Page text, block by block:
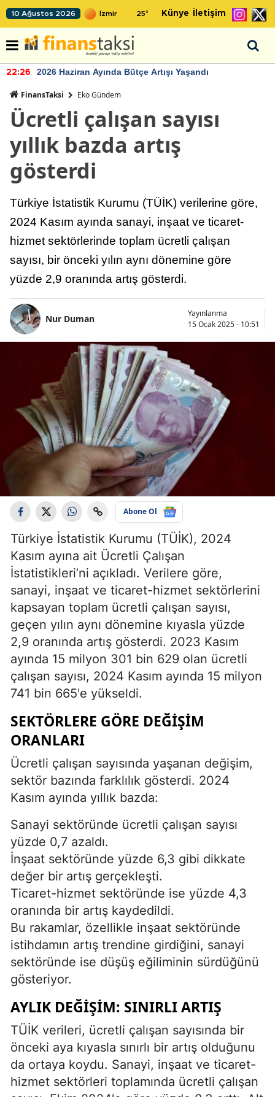
10 Ağustos 2026 25° Künye İletişim
22:26 2026 Haziran Ayında Bütçe Artışı Yaşandı
FinansTaksi Eko Gündem
Ücretli çalışan sayısı
yıllık bazda artış
gösterdi
Türkiye İstatistik Kurumu (TÜİK) verilerine göre,
2024 Kasım ayında sanayi, inşaat ve ticaret-
hizmet sektörlerinde toplam ücretli çalışan
sayısı, bir önceki yılın aynı dönemine göre
yüzde 2,9 oranında artış gösterdi.
Nur Duman
Yayınlanma
15 Ocak 2025 - 10:51
Abone Ol
Türkiye İstatistik Kurumu (TÜİK), 2024
Kasım ayına ait Ücretli Çalışan
İstatistikleri’ni açıkladı. Verilere göre,
sanayi, inşaat ve ticaret-hizmet sektörlerini
kapsayan toplam ücretli çalışan sayısı,
geçen yılın aynı dönemine kıyasla yüzde
2,9 oranında artış gösterdi. 2023 Kasım
ayında 15 milyon 301 bin 629 olan ücretli
çalışan sayısı, 2024 Kasım ayında 15 milyon
741 bin 665'e yükseldi.
SEKTÖRLERE GÖRE DEĞIŞIM
ORANLARI
Ücretli çalışan sayısında yaşanan değişim,
sektör bazında farklılık gösterdi. 2024
Kasım ayında yıllık bazda:
Sanayi sektöründe ücretli çalışan sayısı
yüzde 0,7 azaldı.
İnşaat sektöründe yüzde 6,3 gibi dikkate
değer bir artış gerçekleşti.
Ticaret-hizmet sektöründe ise yüzde 4,3
oranında bir artış kaydedildi.
Bu rakamlar, özellikle inşaat sektöründe
istihdamın artış trendine girdiğini, sanayi
sektöründe ise düşüş eğiliminin sürdüğünü
gösteriyor.
AYLIK DEĞIŞIM: SINIRLI ARTIŞ
TÜİK verileri, ücretli çalışan sayısında bir
önceki aya kıyasla sınırlı bir artış olduğunu
da ortaya koydu. Sanayi, inşaat ve ticaret-
hizmet sektörleri toplamında ücretli çalışan